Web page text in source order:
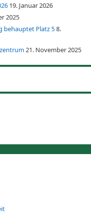
19. Januar 2026
2025
behauptet Platz 58.
21. November 2025